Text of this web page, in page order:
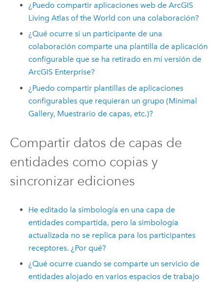
¿Puedo compartir aplicaciones web deArcGIS
Living Atlas of the World con una colaboración?
¿Qué ocurre si un participante de una
colaboración comparte una plantilla de aplicación
configurable que se ha retirado en mi versión de
ArcGIS Enterprise?
¿Puedo compartir plantillas de aplicaciones
configurables que requieran un grupo (Minimal
Gallery, Muestrario de capas, etc.)?
Compartir datos de capas de
entidades como copias y
sincronizar ediciones
He editado la simbología en una capa de
entidades compartida, pero la simbología
actualizada no se replica para los participantes
receptores. ¿Por qué?
¿Qué ocurre cuando se comparte un servicio de
entidades alojado en varios espacios de trabajo